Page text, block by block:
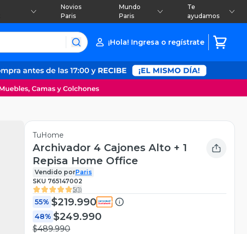
Novios
Paris
Mundo
Paris
Te
ayudamos
¡Hola! Ingresa o regístrate
TuHome
Archivador 4 Cajones Alto + 1
Repisa Home Office
Vendido porParis
SKU 765147002
5(1)
55% $219.990
48% $249.990
$489.990